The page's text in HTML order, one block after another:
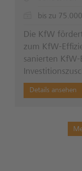
bis zu
Die KfW
zum KfW-
sanierten KfW-
Details ansehen